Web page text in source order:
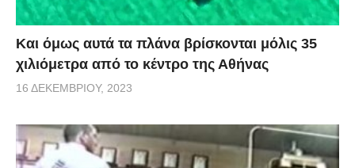
Και όμως αυτά τα πλάνα βρίσκονται μόλις 35
χιλιόμετρα από το κέντρο της Αθήνας
16 ΔΕΚΕΜΒΡΊΟΥ, 2023